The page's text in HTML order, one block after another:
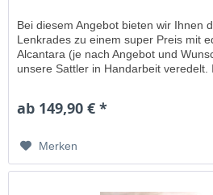
Bei diesem Angebot bieten wir Ihnen
Lenkrades zu einem super Preis mit
Alcantara (je nach Angebot und
unsere Sattler in Handarbeit veredelt.
ab 149,90 € *
Merken